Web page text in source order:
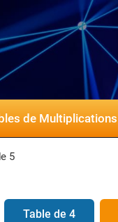
de Multiplications
5
Table de 4